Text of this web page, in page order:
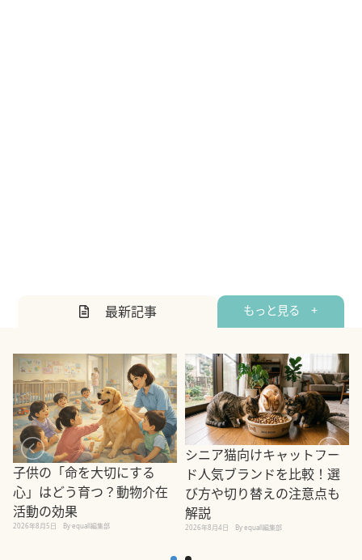
最新記事 もっと見る +
子供の「命を大切にする
心」はどう育つ？動物介在
活動の効果
2026年8月5日 By equall編集部
シニア猫向けキャットフー
ド人気ブランドを比較！選
び方や切り替えの注意点も
解説
2026年8月4日 By equall編集部